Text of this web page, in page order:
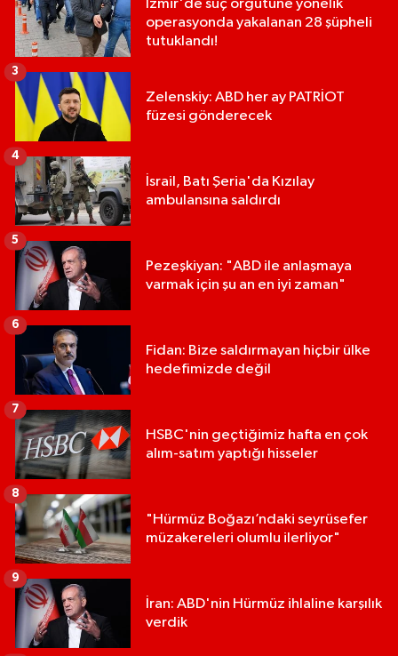
İzmir'de suç örgütüne yönelik
operasyonda yakalanan 28 şüpheli
tutuklandı!
Zelenskiy: ABD her ay PATRİOT
füzesi gönderecek
3
İsrail, Batı Şeria'da Kızılay
ambulansına saldırdı
4
Pezeşkiyan: "ABD ile anlaşmaya
varmak için şu an en iyi zaman"
5
Fidan: Bize saldırmayan hiçbir ülke
hedefimizde değil
6
HSBC'nin geçtiğimiz hafta en çok
alım-satım yaptığı hisseler
7
"Hürmüz Boğazı’ndaki seyrüsefer
müzakereleri olumlu ilerliyor"
8
İran: ABD'nin Hürmüz ihlaline karşılık
verdik
9